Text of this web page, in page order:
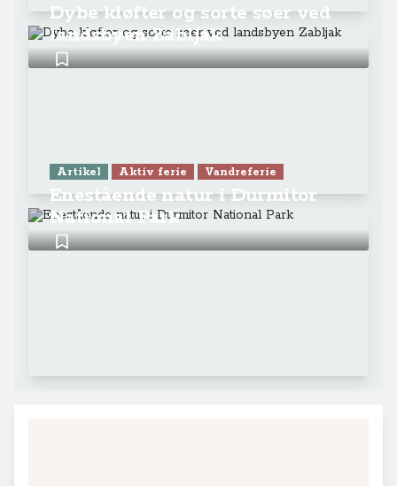
Dybe kløfter og sorte søer ved
landsbyen Zabljak
Artikel Aktiv ferie Vandreferie
Enestående natur i Durmitor
National Park